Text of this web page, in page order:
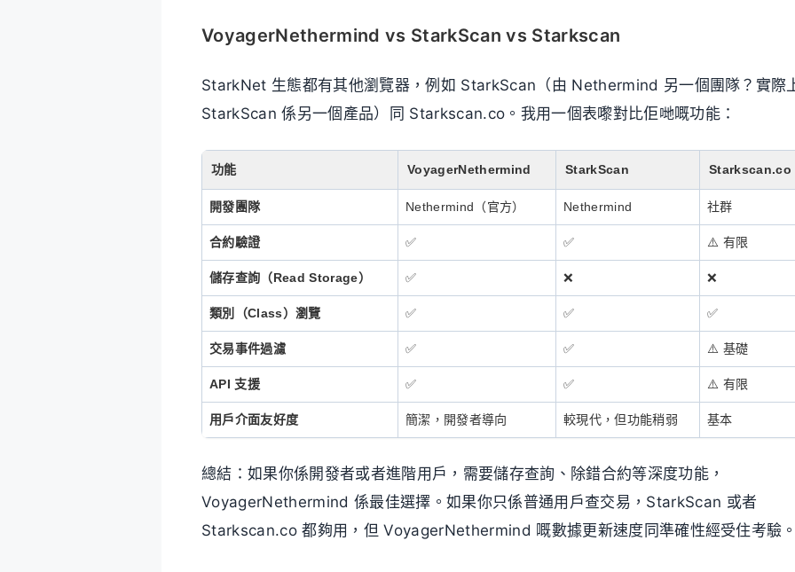
VoyagerNethermind vs StarkScan vs Starkscan
StarkNet 生態都有其他瀏覽器，例如 StarkScan（由 Nethermind 另一個團隊？實際
StarkScan 係另一個產品）同 Starkscan.co。我用一個表嚟對比佢哋嘅功能：
功能 VoyagerNethermind StarkScan Starkscan.co
開發團隊 Nethermind（官方） Nethermind 社群
合約驗證 ✅ ✅ ⚠️ 有限
儲存查詢（Read Storage） ✅ ❌ ❌
類別（Class）瀏覽 ✅ ✅ ✅
交易事件過濾 ✅ ✅ ⚠️ 基礎
API 支援 ✅ ✅ ⚠️ 有限
用戶介面友好度 簡潔，開發者導向 較現代，但功能稍弱 基本
總結：如果你係開發者或者進階用戶，需要儲存查詢、除錯合約等深度功能，
VoyagerNethermind 係最佳選擇。如果你只係普通用戶查交易，StarkScan 或者
Starkscan.co 都夠用，但 VoyagerNethermind 嘅數據更新速度同準確性經受住考驗